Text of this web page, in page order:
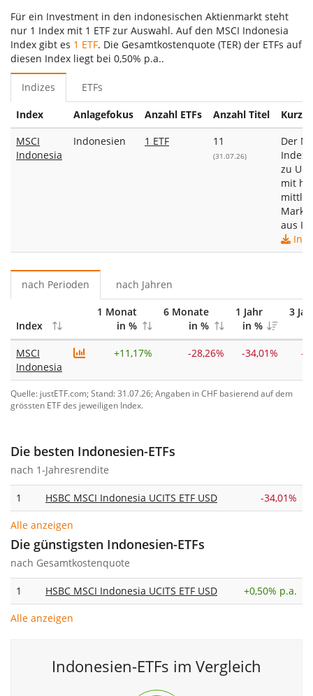
Für ein Investment in den indonesischen Aktienmarkt steht
nur 1 Index mit 1 ETF zur Auswahl. Auf den MSCI Indonesia
Index gibt es 1 ETF. Die Gesamtkostenquote (TER) der ETFs auf
diesen Index liegt bei 0,50% p.a..
Indizes ETFs
Index Anlagefokus Anzahl ETFs Anzahl Titel
MSCI
Indonesia
Indonesien 1 ETF 11
(31.07.26)
Der
Index
zu
mit
aus
nach Perioden nach Jahren
Index
1 Monat
in %
6 Monate
in %
1 Jahr
in %
3
MSCI
Indonesia
+11,17% -28,26% -34,01% -
Quelle: justETF.com; Stand: 31.07.26; Angaben in CHF basierend auf dem
grössten ETF des jeweiligen Index.
Die besten Indonesien-ETFs
nach 1-Jahresrendite
1 HSBC MSCI Indonesia UCITS ETF USD -34,01%
Alle anzeigen
Die günstigsten Indonesien-ETFs
nach Gesamtkostenquote
1 HSBC MSCI Indonesia UCITS ETF USD +0,50% p.a.
Alle anzeigen
Indonesien-ETFs im Vergleich